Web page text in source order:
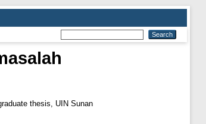
thesis, UIN Sunan